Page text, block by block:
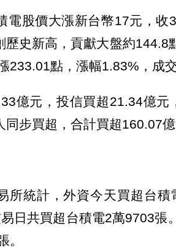
電股價大漲新台幣17元，收
歷史新高，貢獻大盤約144.8
233.01點，漲幅1.83%，成
億元，投信買超21.34億元
步買超，合計買超160.07億
所統計，外資今天買超台
日共買超台積電2萬9703張
。